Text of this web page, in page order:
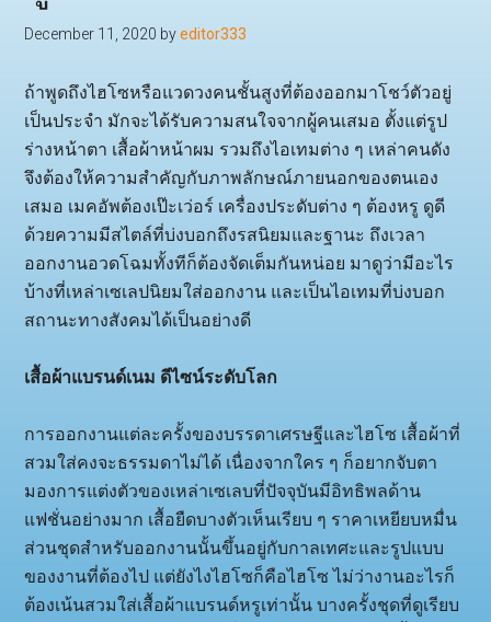
December 11, 2020 byeditor333
ถ้าพูดถึงไฮโซหรือแวดวงคนชั้นสูงที่ต้องออกมาโชว์ตัวอยู่
เป็นประจำ มักจะได้รับความสนใจจากผู้คนเสมอ ตั้งแต่รูป
ร่างหน้าตา เสื้อผ้าหน้าผม รวมถึงไอเทมต่าง ๆ เหล่าคนดัง
จึงต้องให้ความสำคัญกับภาพลักษณ์ภายนอกของตนเอง
เสมอ เมคอัพต้องเป๊ะเว่อร์ เครื่องประดับต่าง ๆ ต้องหรู ดูดี
ด้วยความมีสไตล์ที่บ่งบอกถึงรสนิยมและฐานะ ถึงเวลา
ออกงานอวดโฉมทั้งทีก็ต้องจัดเต็มกันหน่อย มาดูว่ามีอะไร
บ้างที่เหล่าเซเลปนิยมใส่ออกงาน และเป็นไอเทมที่บ่งบอก
สถานะทางสังคมได้เป็นอย่างดี
เสื้อผ้าแบรนด์เนม ดีไซน์ระดับโลก
การออกงานแต่ละครั้งของบรรดาเศรษฐีและไฮโซ เสื้อผ้าที่
สวมใส่คงจะธรรมดาไม่ได้ เนื่องจากใคร ๆ ก็อยากจับตา
มองการแต่งตัวของเหล่าเซเลบที่ปัจจุบันมีอิทธิพลด้าน
แฟชั่นอย่างมาก เสื้อยืดบางตัวเห็นเรียบ ๆ ราคาเหยียบหมื่น
ส่วนชุดสำหรับออกงานนั้นขึ้นอยู่กับกาลเทศะและรูปแบบ
ของงานที่ต้องไป แต่ยังไงไฮโซก็คือไฮโซ ไม่ว่างานอะไรก็
ต้องเน้นสวมใส่เสื้อผ้าแบรนด์หรูเท่านั้น บางครั้งชุดที่ดูเรียบ